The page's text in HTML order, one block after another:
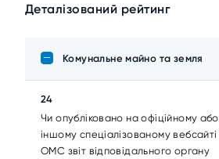
Деталізований рейтинг
Комунальне майно та земля
24
Чи опубліковано на офіційному або
іншому спеціалізованому вебсайті
ОМС звіт відповідального органу